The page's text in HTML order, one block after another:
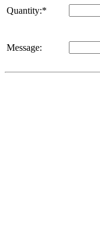
Quantity:*
Message: